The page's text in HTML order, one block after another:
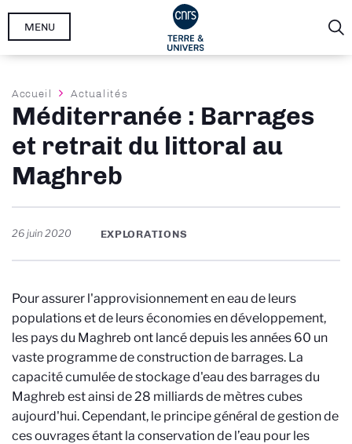
Aller
MENU
Fil
d'Ariane
Accueil Actualités
Méditerranée : Barrages
et retrait du littoral au
Maghreb
26 juin 2020 EXPLORATIONS
Pour assurer l'approvisionnement en eau de leurs
populations et de leurs économies en développement,
les pays du Maghreb ont lancé depuis les années 60 un
vaste programme de construction de barrages. La
capacité cumulée de stockage d'eau des barrages du
Maghreb est ainsi de 28 milliards de mètres cubes
aujourd'hui. Cependant, le principe général de gestion de
ces ouvrages étant la conservation de l’eau pour les